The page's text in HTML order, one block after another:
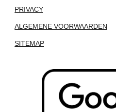
PRIVACY
ALGEMENE VOORWAARDEN
SITEMAP